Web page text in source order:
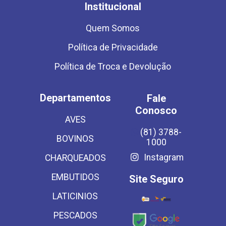
Institucional
Quem Somos
Política de Privacidade
Política de Troca e Devolução
Departamentos
AVES
BOVINOS
CHARQUEADOS
EMBUTIDOS
LATICINIOS
PESCADOS
Fale
Conosco
(81) 3788-
1000
Instagram
Site Seguro